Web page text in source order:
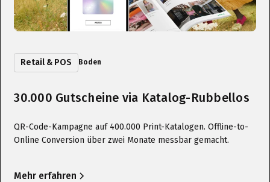
Retail & POS Boden
30.000 Gutscheine via Katalog-Rubbellos
QR-Code-Kampagne auf 400.000 Print-Katalogen. Offline-to-
Online Conversion über zwei Monate messbar gemacht.
Mehr erfahren